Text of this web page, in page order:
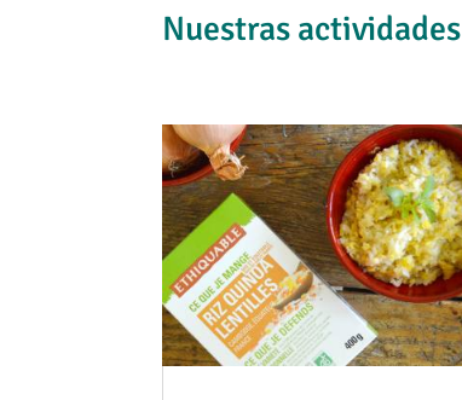
Nuestras actividades